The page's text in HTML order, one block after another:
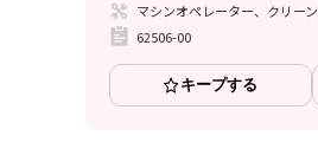
マシンオペレーター、クリー
62506-00
キープする